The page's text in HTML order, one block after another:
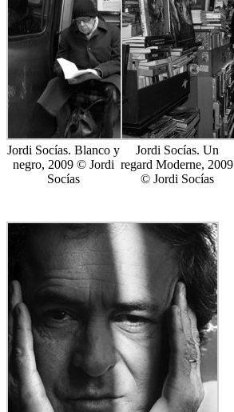
Jordi Socías. Blanco y
negro, 2009 © Jordi
Socías
Jordi Socías. Un
regard Moderne, 2009
© Jordi Socías